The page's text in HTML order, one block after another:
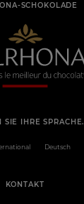
SCHOKOLADE
SIE IHRE SPRACHE.
Deutsch
KONTAKT